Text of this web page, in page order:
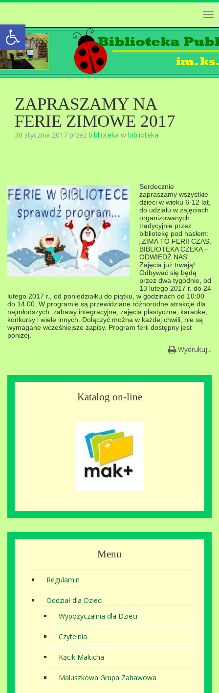
Open toolbar
ZAPRASZAMY NA
FERIE ZIMOWE 2017
30 stycznia 2017 przez biblioteka w biblioteka
Serdecznie
zapraszamy wszystkie
dzieci w wieku 6-12 lat,
do udziału w zajęciach
organizowanych
tradycyjnie przez
bibliotekę pod hasłem:
„ZIMA TO FERII CZAS,
BIBLIOTEKA CZEKA –
ODWIEDŹ NAS”.
Zajęcia już trwają!
Odbywać się będą
przez dwa tygodnie, od
13 lutego 2017 r. do 24
lutego 2017 r., od poniedziałku do piątku, w godzinach od 10:00
do 14.00. W programie są przewidziane różnorodne atrakcje dla
najmłodszych: zabawy integracyjne, zajęcia plastyczne, karaoke,
konkursy i wiele innych. Dołączyć można w każdej chwili, nie są
wymagane wcześniejsze zapisy. Program ferii dostępny jest
poniżej.
Wydrukuj...
Katalog on-line
Menu
Regulamin
Oddział dla Dzieci
Wypożyczalnia dla Dzieci
Czytelnia
Kącik Malucha
Maluszkowa Grupa Zabawowa